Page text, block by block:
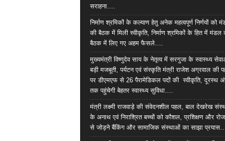
सराहना….
निर्माण श्रमिकों के कल्याण हेतु अनेक महत्वपूर्ण निर्णयों को
की बैठक में मिली स्वीकृति, निर्माण श्रमिकों के हित में मंडल
बैठक में लिए गए अहम फैसले….
मुख्यमंत्री विष्णुदेव साय के नेतृत्व में सरगुजा के स्वास्थ्य
बड़ी मजबूती, पर्यटन एवं संस्कृति मंत्री राजेश अग्रवाल की
पर डीएमएफ से 26 पैरामेडिकल पदों की स्वीकृति, दूरस्थ
तक पहुंचेगी बेहतर स्वास्थ्य सुविधा….
मंत्री लक्ष्मी राजवाड़े की संवेदनशील पहल, बाल देखरेख
के अनाथ एवं निराश्रित बच्चों को कौशल, प्रशिक्षण और
से जोड़ने बैंकिंग और सामाजिक संस्थाओं का साझा प्रयास….